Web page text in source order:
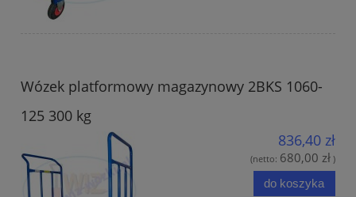
Wózek platformowy magazynowy 2BKS 1060-
125 300 kg
836,40 zł
(netto: 680,00 zł )
do koszyka